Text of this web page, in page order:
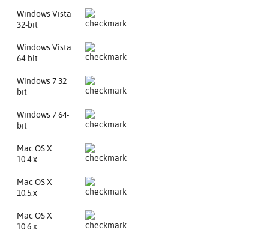
Windows Vista
32-bit
Windows Vista
64-bit
Windows 7 32-
bit
Windows 7 64-
bit
Mac OS X
10.4.x
Mac OS X
10.5.x
Mac OS X
10.6.x